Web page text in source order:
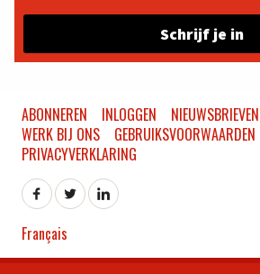
Schrijf je in
ABONNEREN INLOGGEN NIEUWSBRIEVEN
WERK BIJ ONS
GEBRUIKSVOORWAARDEN
PRIVACYVERKLARING
Français